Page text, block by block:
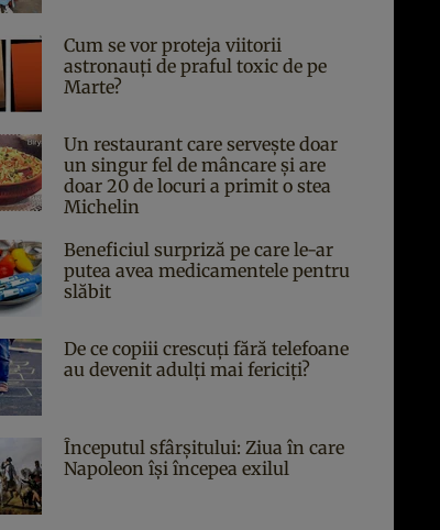
Cum se vor proteja viitorii
astronauți de praful toxic de pe
Marte?
Un restaurant care servește doar
un singur fel de mâncare și are
doar 20 de locuri a primit o stea
Michelin
Beneficiul surpriză pe care le-ar
putea avea medicamentele pentru
slăbit
De ce copiii crescuți fără telefoane
au devenit adulți mai fericiți?
Începutul sfârşitului: Ziua în care
Napoleon îşi începea exilul